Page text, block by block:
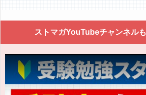
ストマガYouTubeチャンネル